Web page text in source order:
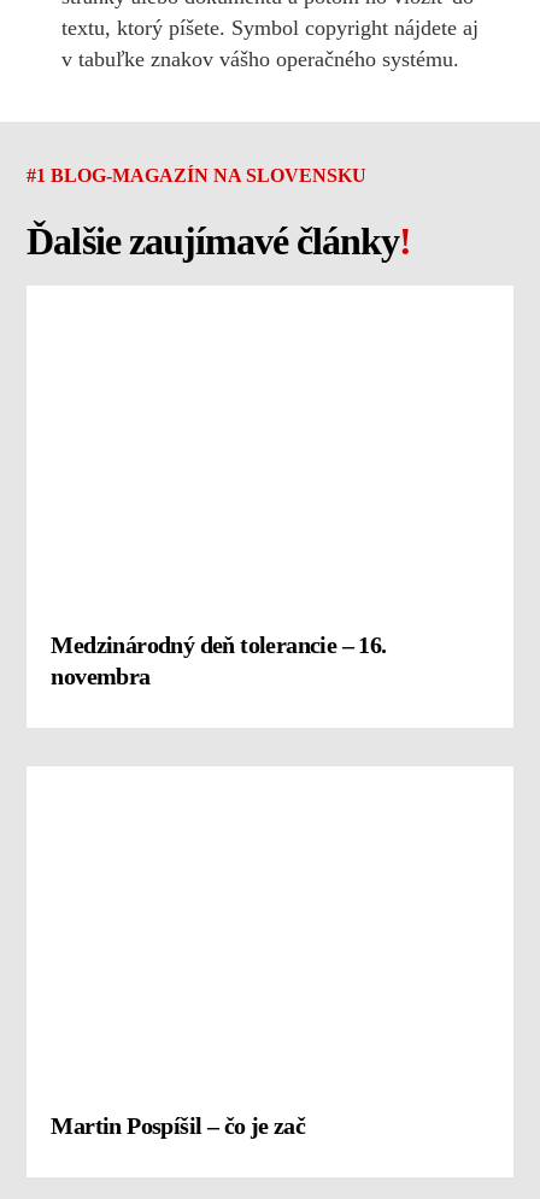
textu, ktorý píšete. Symbol copyright nájdete aj
v tabuľke znakov vášho operačného systému.
#1 BLOG-MAGAZÍN NA SLOVENSKU
Ďalšie zaujímavé články!
Medzinárodný deň tolerancie – 16.
novembra
Martin Pospíšil – čo je zač